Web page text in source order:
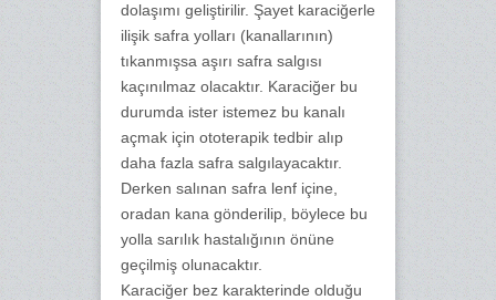
dolaşımı geliştirilir. Şayet karaciğerle
ilişik safra yolları (kanallarının)
tıkanmışsa aşırı safra salgısı
kaçınılmaz olacaktır. Karaciğer bu
durumda ister istemez bu kanalı
açmak için ototerapik tedbir alıp
daha fazla safra salgılayacaktır.
Derken salınan safra lenf içine,
oradan kana gönderilip, böylece bu
yolla sarılık hastalığının önüne
geçilmiş olunacaktır.
Karaciğer bez karakterinde olduğu